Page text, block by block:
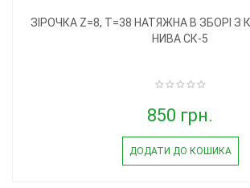
ЗІРОЧКА Z=8, T=38 НАТЯЖНА В ЗБОРІ
НИВА СК-5
850 грн.
ДОДАТИ ДО КОШИКА